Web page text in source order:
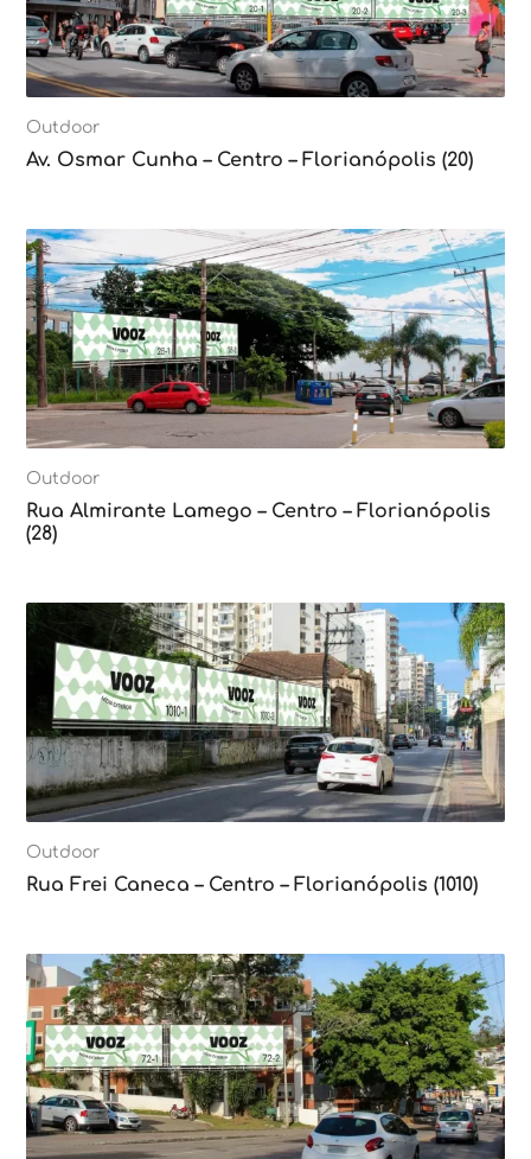
Outdoor
Av. Osmar Cunha – Centro – Florianópolis (20)
Outdoor
Rua Almirante Lamego – Centro – Florianópolis
(28)
Outdoor
Rua Frei Caneca – Centro – Florianópolis (1010)